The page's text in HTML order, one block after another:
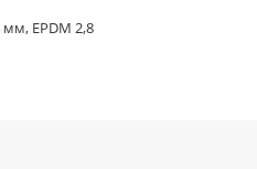
мм, EPDM 2,8